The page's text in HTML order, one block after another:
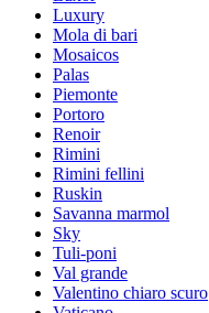
Luxury
Mola di bari
Mosaicos
Palas
Piemonte
Portoro
Renoir
Rimini
Rimini fellini
Ruskin
Savanna marmol
Sky
Tuli-poni
Val grande
Valentino chiaro scuro